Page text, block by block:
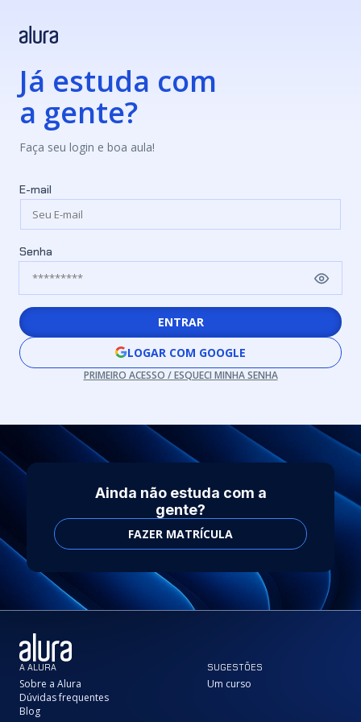
Já estuda com
a gente?
Faça seu login e boa aula!
E-mail
Senha
ENTRAR
LOGAR COM GOOGLE
PRIMEIRO ACESSO / ESQUECI MINHA SENHA
Ainda não estuda com a
gente?
FAZER MATRÍCULA
A ALURA
Sobre a Alura
Dúvidas frequentes
Blog
SUGESTÕES
Um curso